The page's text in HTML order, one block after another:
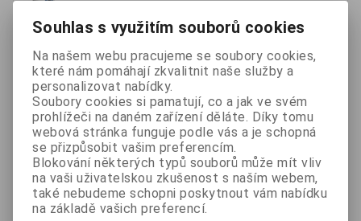
iPhone MEye
Windows Phone MEye
Android MEye
Použití
Sledování pohybu osob ve společných prostorech
domu
Souhlas s využitím souborů cookies
Na našem webu pracujeme se soubory cookies,
které nám pomáhají zkvalitnit naše služby a
personalizovat nabídky.
Soubory cookies si pamatují, co a jak ve svém
prohlížeči na daném zařízení děláte. Díky tomu
webová stránka funguje podle vás a je schopná
se přizpůsobit vašim preferencím.
Blokování některých typů souborů může mít vliv
na vaši uživatelskou zkušenost s naším webem,
také nebudeme schopni poskytnout vám nabídku
na základě vašich preferencí.